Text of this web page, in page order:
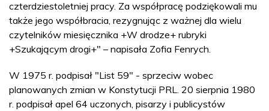
czterdziestoletniej pracy. Za współpracę podziękowali mu
także jego współbracia, rezygnując z ważnej dla wielu
czytelników miesięcznika +W drodze+ rubryki
+Szukającym drogi+" – napisała Zofia Fenrych.
W 1975 r. podpisał "List 59" - sprzeciw wobec
planowanych zmian w Konstytucji PRL. 20 sierpnia 1980
r. podpisał apel 64 uczonych, pisarzy i publicystów